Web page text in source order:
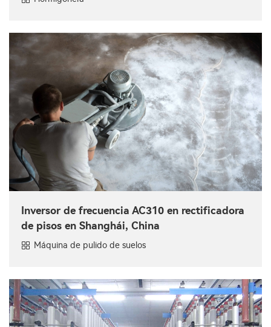
Inversor de frecuencia AC310 en rectificadora
de pisos en Shanghái, China
Máquina de pulido de suelos